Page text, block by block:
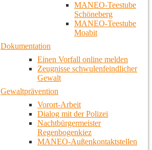
MANEO-Teestube
Schöneberg
MANEO-Teestube
Moabit
Dokumentation
Einen Vorfall online melden
Zeugnisse schwulenfeindlicher
Gewalt
Gewaltprävention
Vorort-Arbeit
Dialog mit der Polizei
Nachtbürgermeister
Regenbogenkiez
MANEO-Außenkontaktstellen